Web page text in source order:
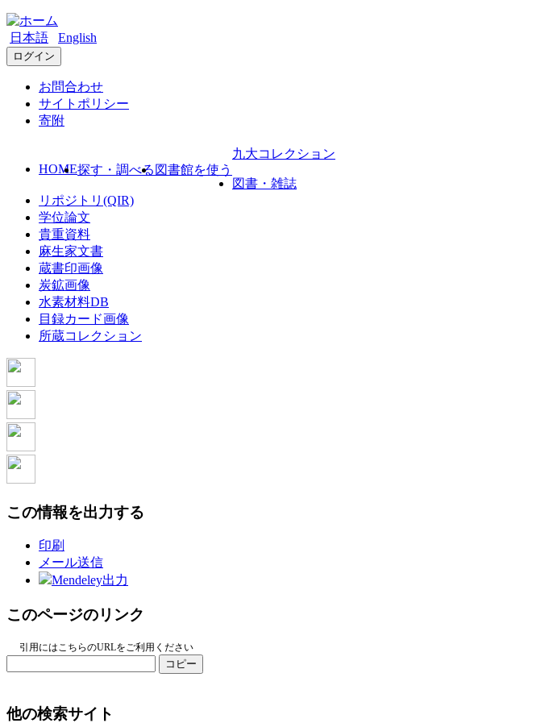
日本語 English
ログイン
お問合わせ
サイトポリシー
寄附
HOME探す・調べる 図書館を使う
九大コレクション
図書・雑誌
リポジトリ(QIR)
学位論文
貴重資料
麻生家文書
蔵書印画像
炭鉱画像
水素材料DB
目録カード画像
所蔵コレクション
この情報を出力する
印刷
メール送信
Mendeley出力
このページのリンク
引用にはこちらのURLをご利用ください
コピー
他の検索サイト